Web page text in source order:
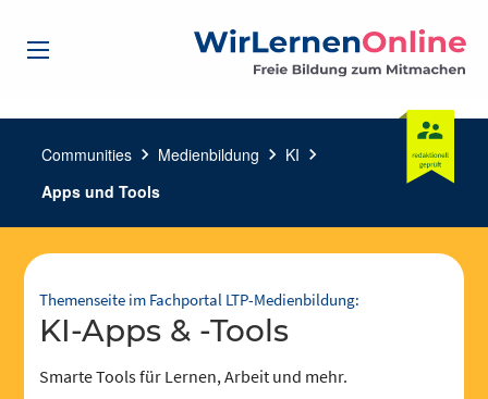
Communities chevron_right Medienbildung chevron_right KI chevron_right
Apps und Tools
Themenseite im Fachportal LTP-Medienbildung:
KI-Apps & -Tools
Smarte Tools für Lernen, Arbeit und mehr.